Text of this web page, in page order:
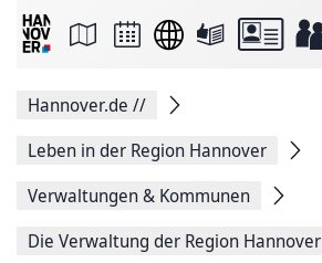
Seite
Facebook
teilen
Seitenlink
Seite
Hannover.de //
Leben in der Region Hannover
Verwaltungen & Kommunen
Die Verwaltung der Region Hannover